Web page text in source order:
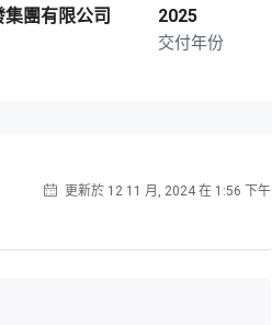
團有限公司 2025
交付年份
更新於 12 11 月, 2024 在 1:56 下午